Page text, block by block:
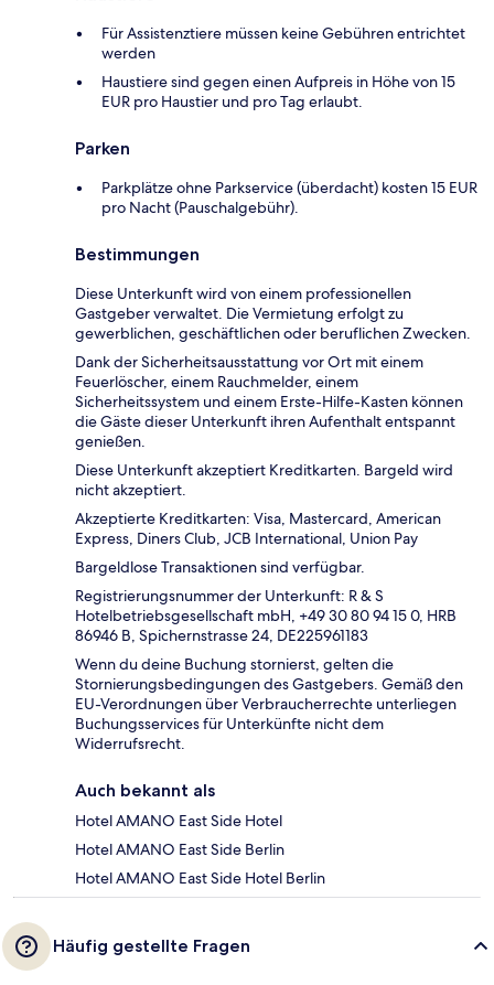
Für Assistenztiere müssen keine Gebühren entrichtet
werden
Haustiere sind gegen einen Aufpreis in Höhe von 15
EUR pro Haustier und pro Tag erlaubt.
Parken
Parkplätze ohne Parkservice (überdacht) kosten 15 EUR
pro Nacht (Pauschalgebühr).
Bestimmungen
Diese Unterkunft wird von einem professionellen
Gastgeber verwaltet. Die Vermietung erfolgt zu
gewerblichen, geschäftlichen oder beruflichen Zwecken.
Dank der Sicherheitsausstattung vor Ort mit einem
Feuerlöscher, einem Rauchmelder, einem
Sicherheitssystem und einem Erste-Hilfe-Kasten können
die Gäste dieser Unterkunft ihren Aufenthalt entspannt
genießen.
Diese Unterkunft akzeptiert Kreditkarten. Bargeld wird
nicht akzeptiert.
Akzeptierte Kreditkarten: Visa, Mastercard, American
Express, Diners Club, JCB International, Union Pay
Bargeldlose Transaktionen sind verfügbar.
Registrierungsnummer der Unterkunft: R & S
Hotelbetriebsgesellschaft mbH, +49 30 80 94 15 0, HRB
86946 B, Spichernstrasse 24, DE225961183
Wenn du deine Buchung stornierst, gelten die
Stornierungsbedingungen des Gastgebers. Gemäß den
EU-Verordnungen über Verbraucherrechte unterliegen
Buchungsservices für Unterkünfte nicht dem
Widerrufsrecht.
Auch bekannt als
Hotel AMANO East Side Hotel
Hotel AMANO East Side Berlin
Hotel AMANO East Side Hotel Berlin
Häufig gestellte Fragen